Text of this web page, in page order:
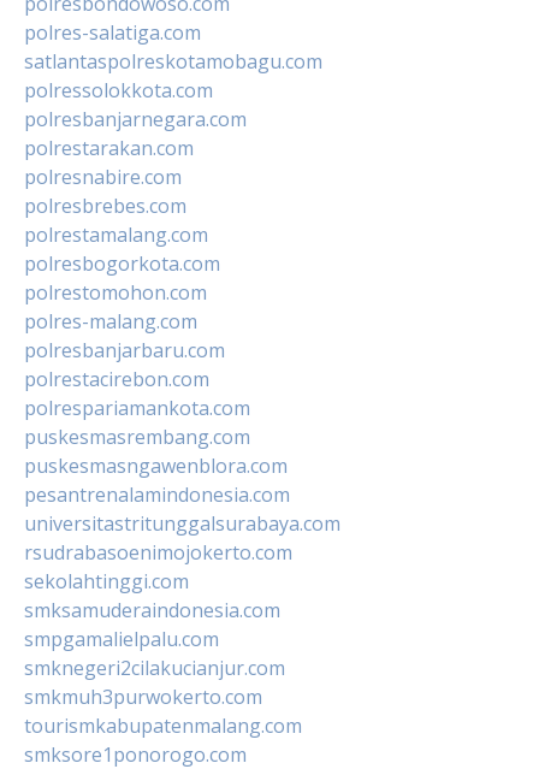
polres-salatiga.com
satlantaspolreskotamobagu.com
polressolokkota.com
polresbanjarnegara.com
polrestarakan.com
polresnabire.com
polresbrebes.com
polrestamalang.com
polresbogorkota.com
polrestomohon.com
polres-malang.com
polresbanjarbaru.com
polrestacirebon.com
polrespariamankota.com
puskesmasrembang.com
puskesmasngawenblora.com
pesantrenalamindonesia.com
universitastritunggalsurabaya.com
rsudrabasoenimojokerto.com
sekolahtinggi.com
smksamuderaindonesia.com
smpgamalielpalu.com
smknegeri2cilakucianjur.com
smkmuh3purwokerto.com
tourismkabupatenmalang.com
smksore1ponorogo.com